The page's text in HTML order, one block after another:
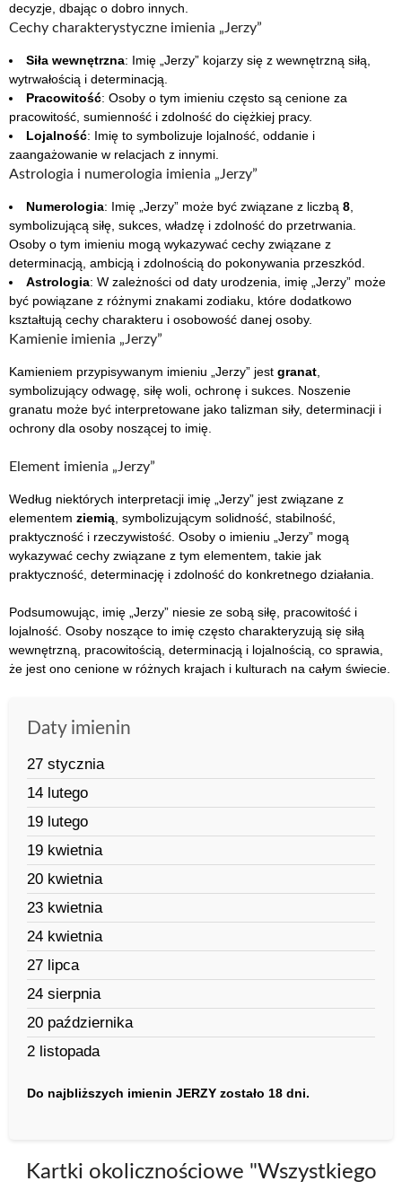
decyzje, dbając o dobro innych.
Cechy charakterystyczne imienia „Jerzy”
Siła wewnętrzna: Imię „Jerzy” kojarzy się z wewnętrzną siłą,
wytrwałością i determinacją.
Pracowitość: Osoby o tym imieniu często są cenione za
pracowitość, sumienność i zdolność do ciężkiej pracy.
Lojalność: Imię to symbolizuje lojalność, oddanie i
zaangażowanie w relacjach z innymi.
Astrologia i numerologia imienia „Jerzy”
Numerologia: Imię „Jerzy” może być związane z liczbą 8
symbolizującą siłę, sukces, władzę i zdolność do przetrwania.
Osoby o tym imieniu mogą wykazywać cechy związane z
determinacją, ambicją i zdolnością do pokonywania przeszkód.
Astrologia: W zależności od daty urodzenia, imię „Jerzy” może
być powiązane z różnymi znakami zodiaku, które dodatkowo
kształtują cechy charakteru i osobowość danej osoby.
Kamienie imienia „Jerzy”
Kamieniem przypisywanym imieniu „Jerzy” jest granat
symbolizujący odwagę, siłę woli, ochronę i sukces. Noszenie
granatu może być interpretowane jako talizman siły, determinacji i
ochrony dla osoby noszącej to imię.
Element imienia „Jerzy”
Według niektórych interpretacji imię „Jerzy” jest związane z
elementem ziemią , symbolizującym solidność, stabilność,
praktyczność i rzeczywistość. Osoby o imieniu „Jerzy” mogą
wykazywać cechy związane z tym elementem, takie jak
praktyczność, determinację i zdolność do konkretnego działania.
Podsumowując, imię „Jerzy” niesie ze sobą siłę, pracowitość i
lojalność. Osoby noszące to imię często charakteryzują się siłą
wewnętrzną, pracowitością, determinacją i lojalnością, co sprawia,
że jest ono cenione w różnych krajach i kulturach na całym świecie.
Daty imienin
27 stycznia
14 lutego
19 lutego
19 kwietnia
20 kwietnia
23 kwietnia
24 kwietnia
27 lipca
24 sierpnia
20 października
2 listopada
Do najbliższych imienin JERZY zostało 18 dni.
Kartki okolicznościowe "Wszystkiego